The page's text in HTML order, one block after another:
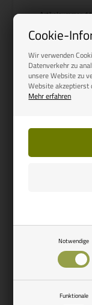
Cookie-
Wir verwenden
Datenverkehr zu
unsere Website zu
Website akzeptierst
Mehr erfahren
Notwendige
Funktionale
Artikelnummer:
965,00
Artikelnummer:
Outwell
681,00